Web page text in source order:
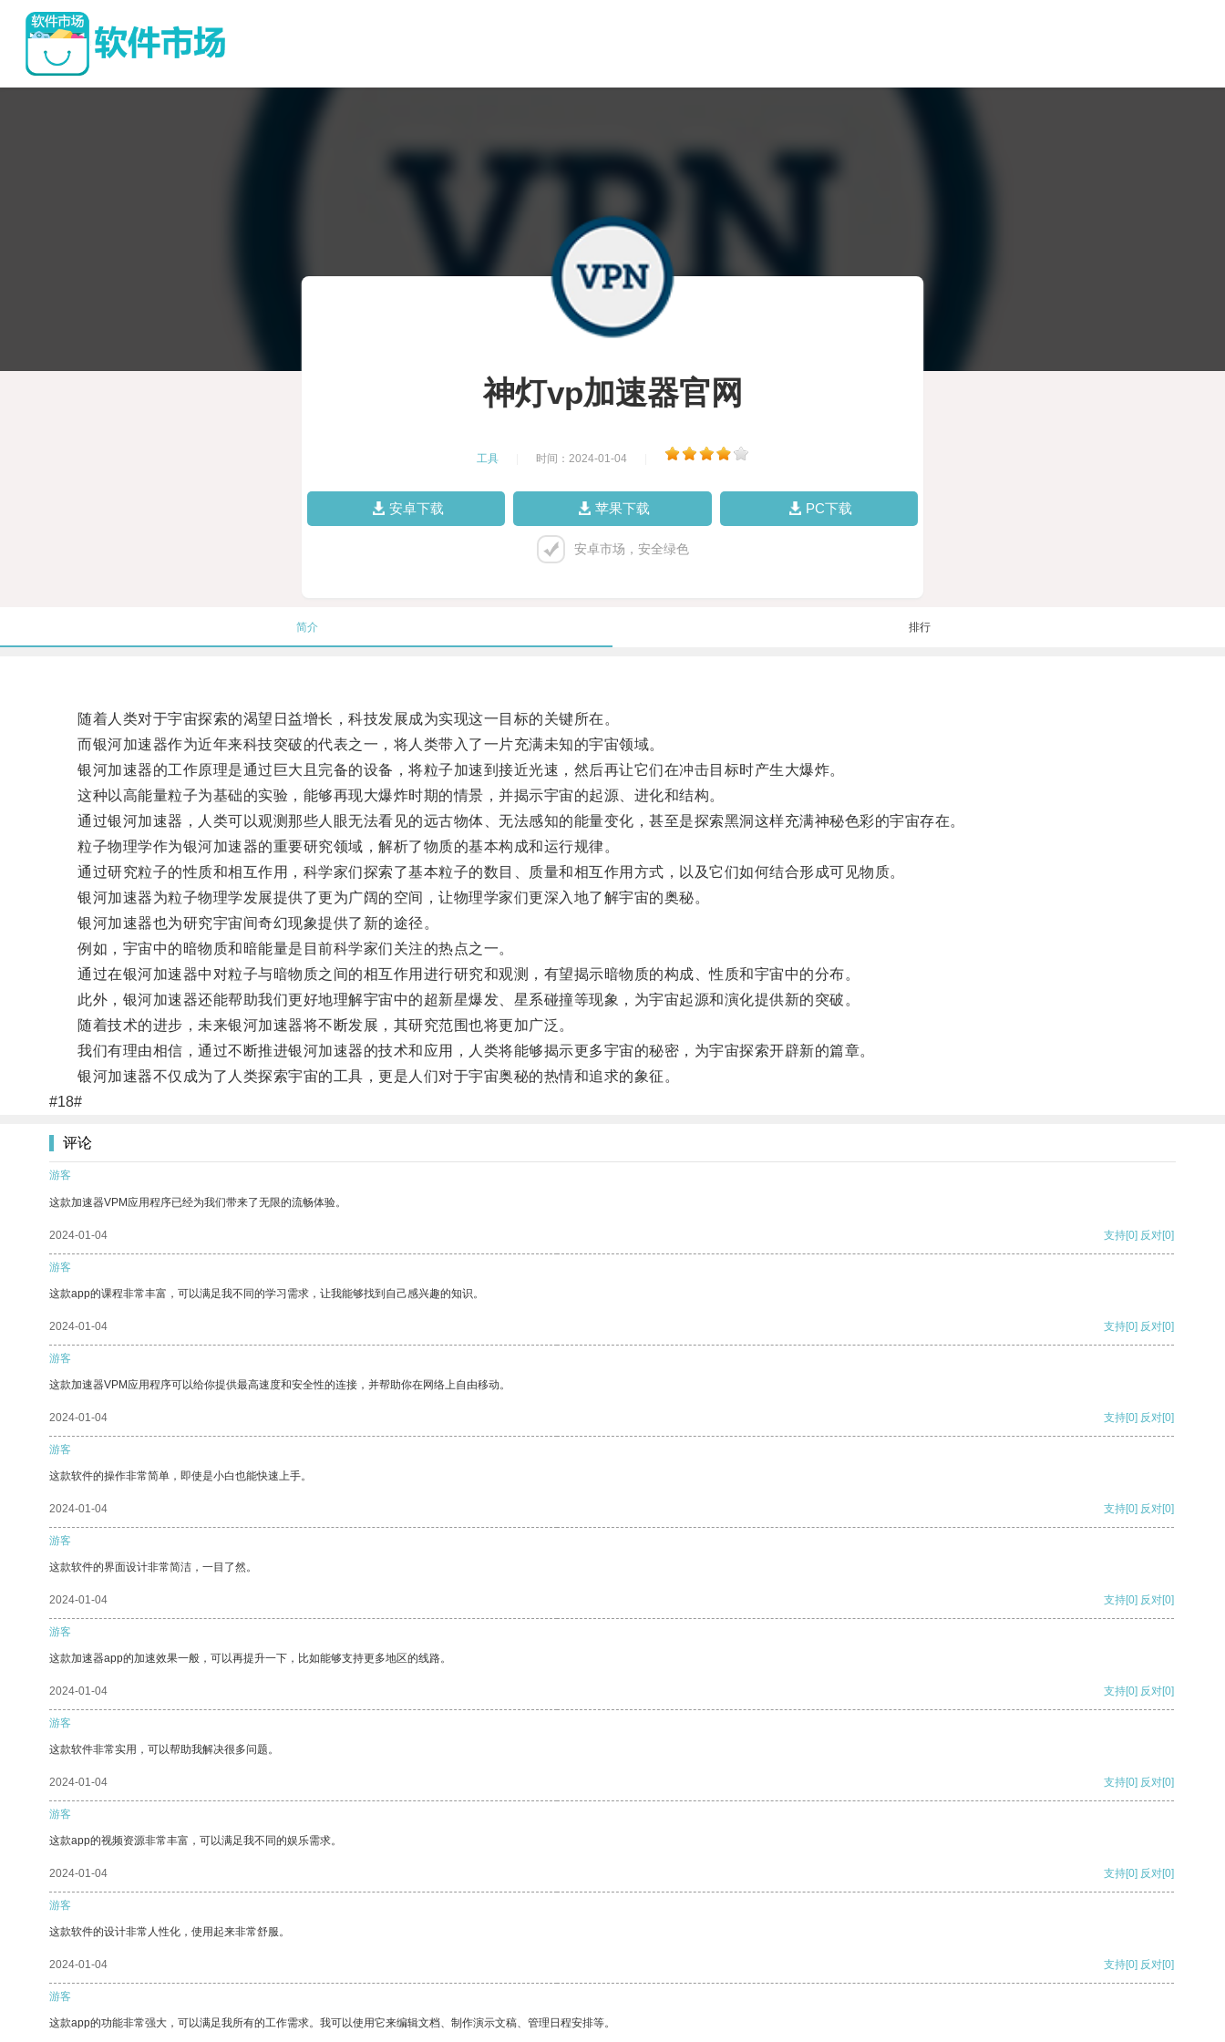
神灯vp加速器官网
工具 时间：2024-01-04
安卓下载 苹果下载 PC下载
安卓市场，安全绿色
简介 排行
随着人类对于宇宙探索的渴望日益增长，科技发展成为实现这一目标的关键所在。
而银河加速器作为近年来科技突破的代表之一，将人类带入了一片充满未知的宇宙领域。
银河加速器的工作原理是通过巨大且完备的设备，将粒子加速到接近光速，然后再让它们在冲击目标时产生大爆炸。
这种以高能量粒子为基础的实验，能够再现大爆炸时期的情景，并揭示宇宙的起源、进化和结构。
通过银河加速器，人类可以观测那些人眼无法看见的远古物体、无法感知的能量变化，甚至是探索黑洞这样充满神秘色彩的宇宙存在。
粒子物理学作为银河加速器的重要研究领域，解析了物质的基本构成和运行规律。
通过研究粒子的性质和相互作用，科学家们探索了基本粒子的数目、质量和相互作用方式，以及它们如何结合形成可见物质。
银河加速器为粒子物理学发展提供了更为广阔的空间，让物理学家们更深入地了解宇宙的奥秘。
银河加速器也为研究宇宙间奇幻现象提供了新的途径。
例如，宇宙中的暗物质和暗能量是目前科学家们关注的热点之一。
通过在银河加速器中对粒子与暗物质之间的相互作用进行研究和观测，有望揭示暗物质的构成、性质和宇宙中的分布。
此外，银河加速器还能帮助我们更好地理解宇宙中的超新星爆发、星系碰撞等现象，为宇宙起源和演化提供新的突破。
随着技术的进步，未来银河加速器将不断发展，其研究范围也将更加广泛。
我们有理由相信，通过不断推进银河加速器的技术和应用，人类将能够揭示更多宇宙的秘密，为宇宙探索开辟新的篇章。
银河加速器不仅成为了人类探索宇宙的工具，更是人们对于宇宙奥秘的热情和追求的象征。
#18#
评论
游客
这款加速器VPM应用程序已经为我们带来了无限的流畅体验。
2024-01-04 支持[0] 反对[0]
游客
这款app的课程非常丰富，可以满足我不同的学习需求，让我能够找到自己感兴趣的知识。
2024-01-04 支持[0] 反对[0]
游客
这款加速器VPM应用程序可以给你提供最高速度和安全性的连接，并帮助你在网络上自由移动。
2024-01-04 支持[0] 反对[0]
游客
这款软件的操作非常简单，即使是小白也能快速上手。
2024-01-04 支持[0] 反对[0]
游客
这款软件的界面设计非常简洁，一目了然。
2024-01-04 支持[0] 反对[0]
游客
这款加速器app的加速效果一般，可以再提升一下，比如能够支持更多地区的线路。
2024-01-04 支持[0] 反对[0]
游客
这款软件非常实用，可以帮助我解决很多问题。
2024-01-04 支持[0] 反对[0]
游客
这款app的视频资源非常丰富，可以满足我不同的娱乐需求。
2024-01-04 支持[0] 反对[0]
游客
这款软件的设计非常人性化，使用起来非常舒服。
2024-01-04 支持[0] 反对[0]
游客
这款app的功能非常强大，可以满足我所有的工作需求。我可以使用它来编辑文档、制作演示文稿、管理日程安排等。